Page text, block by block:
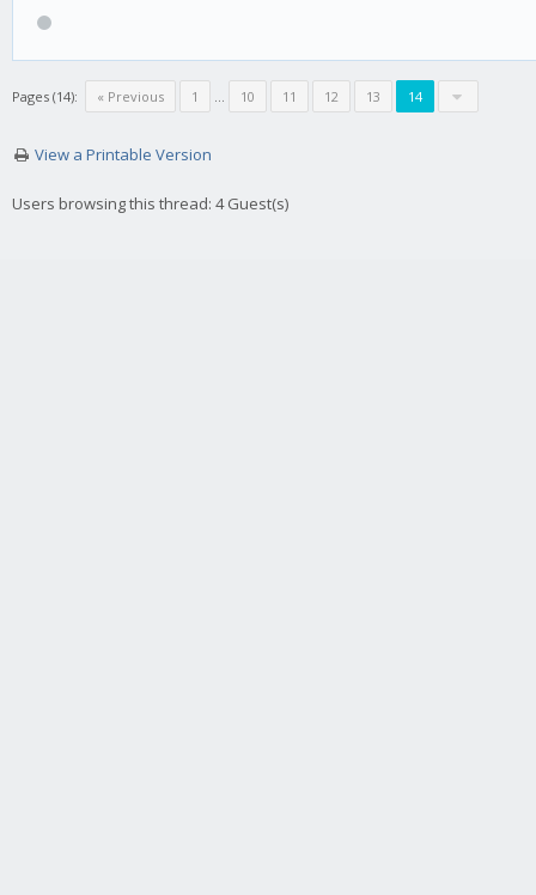
Pages (14): « Previous 1 … 10 11 12 13 14
View a Printable Version
Users browsing this thread: 4 Guest(s)